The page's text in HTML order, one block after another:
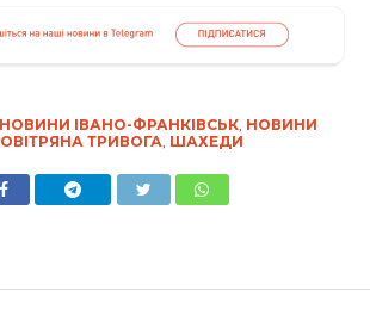
НОВИНИ ІВАНО-ФРАНКІВСЬК, НОВИНИ
ТРИВОГА, ШАХЕДИ